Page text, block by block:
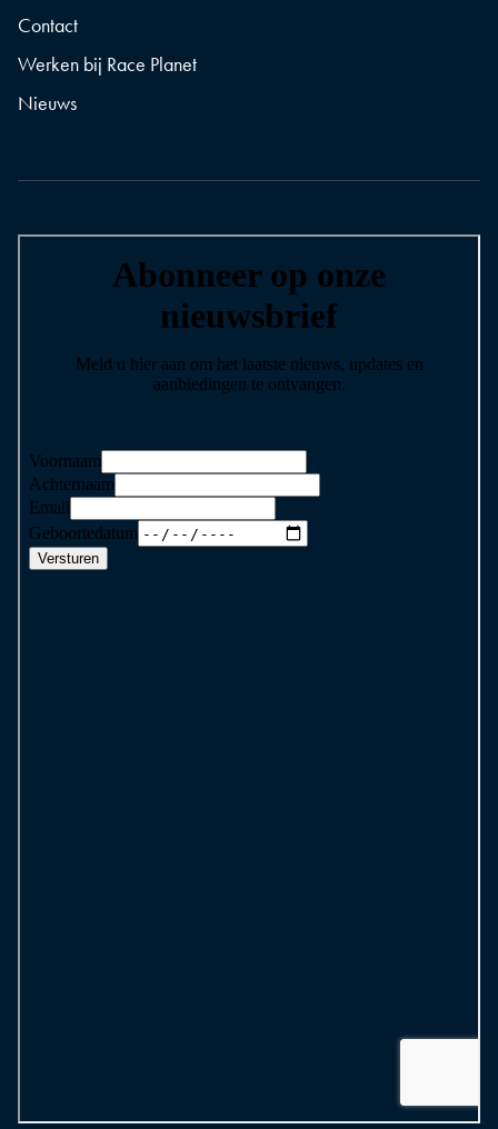
Contact
Werken bij Race Planet
Nieuws